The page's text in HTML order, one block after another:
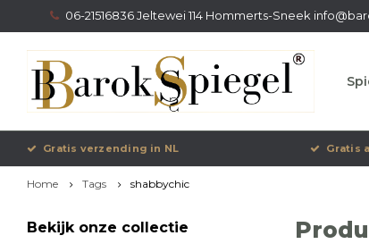
06-21516836 Jeltewei 114 Hommerts-Sneek
Gratis verzending in NL Gratis
Home Tags shabbychic
Bekijk onze collectie